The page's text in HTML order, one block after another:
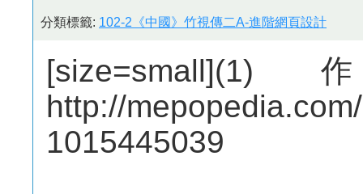
分類標籤: 102-2《中國》竹視傳二A-進階網頁設計
http://
1015445039